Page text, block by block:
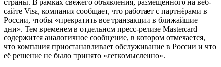
страны. В рамках свежего объявления, размещённого на веб-
сайте Visa, компания сообщает, что работает с партнёрами в
России, чтобы «прекратить все транзакции в ближайшие
дни». Тем временем в отдельном пресс-релизе Mastercard
содержится аналогичное сообщение, в котором отмечается,
что компания приостанавливает обслуживание в России и что
её решение не было принято «легкомысленно».